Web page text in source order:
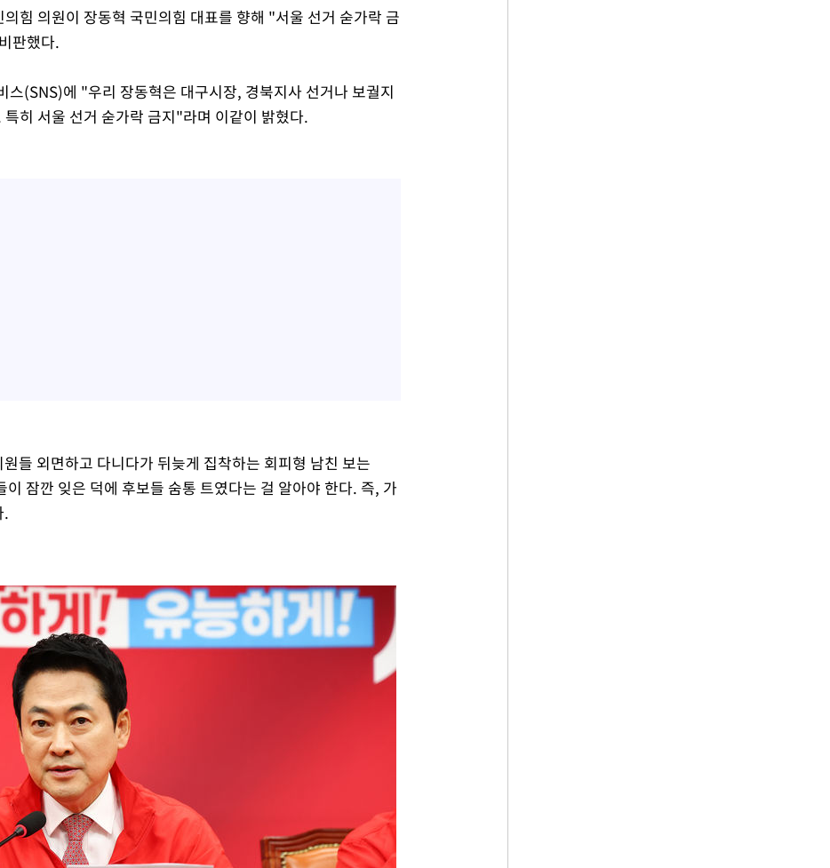
최대 위협"
' 수용할까
등 압수수색
힘 의원이 장동혁 국민의힘 대표를 향해 "서울 선거 숟가락 금
판했다.
스(SNS)에 "우리 장동혁은 대구시장, 경북지사 선거나 보궐지
히 서울 선거 숟가락 금지"라며 이같이 밝혔다.
들 외면하고 다니다가 뒤늦게 집착하는 회피형 남친 보는
잠깐 잊은 덕에 후보들 숨통 트였다는 걸 알아야 한다. 즉, 가
.